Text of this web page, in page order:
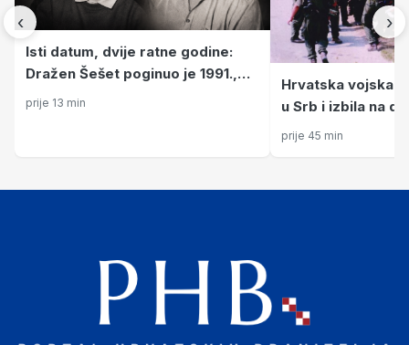
‹
Isti datum, dvije ratne godine:
Dražen Šešet poginuo je 1991.,
Ivica Cecelja četiri godine poslije
prije 13 min
Hrvatska vojska
u Srb i izbila na
prije 45 min
›